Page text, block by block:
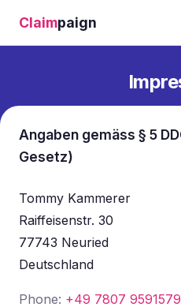
Claimpaign
Angaben gemäss § 5
Gesetz)
Tommy Kammerer
Raiffeisenstr. 30
77743 Neuried
Deutschland
Phone: +49 7807 9591579